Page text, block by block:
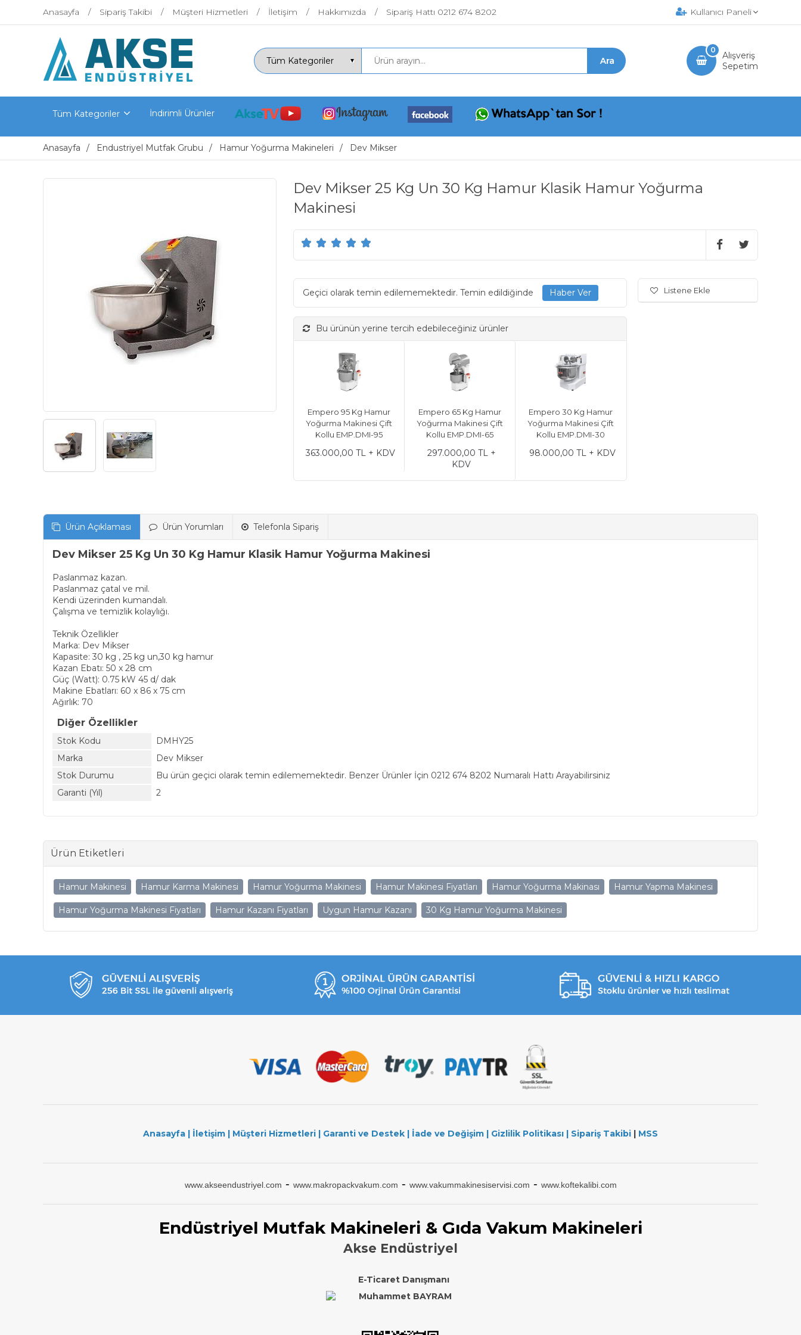
Anasayfa Sipariş Takibi Müşteri Hizmetleri İletişim Hakkımızda Sipariş Hattı 0212 674 8202 Kullanıcı Paneli
Alışveriş
Sepetim
0
Tüm Kategoriler İndirimli Ürünler
Anasayfa Endustriyel Mutfak Grubu Hamur Yoğurma Makineleri Dev Mikser
Dev Mikser 25 Kg Un 30 Kg Hamur Klasik Hamur Yoğurma
Makinesi
Geçici olarak temin edilememektedir. Temin edildiğinde
Bu ürünün yerine tercih edebileceğiniz ürünler
Empero 95 Kg Hamur
Yoğurma Makinesi Çift
Kollu EMP.DMI-95
363.000,00 TL + KDV
Empero 65 Kg Hamur
Yoğurma Makinesi Çift
Kollu EMP.DMI-65
297.000,00 TL +
KDV
Empero 30 Kg Hamur
Yoğurma Makinesi Çift
Kollu EMP.DMI-30
98.000,00 TL + KDV
Listene Ekle
Ürün Açıklaması Ürün Yorumları Telefonla Sipariş
Dev Mikser 25 Kg Un 30 Kg Hamur Klasik Hamur Yoğurma Makinesi
Paslanmaz kazan.
Paslanmaz çatal ve mil.
Kendi üzerinden kumandalı.
Çalışma ve temizlik kolaylığı.
Teknik Özellikler
Marka: Dev Mikser
Kapasite: 30 kg , 25 kg un,30 kg hamur
Kazan Ebatı: 50 x 28 cm
Güç (Watt): 0.75 kW 45 d/ dak
Makine Ebatları: 60 x 86 x 75 cm
Ağırlık: 70
Diğer Özellikler
Stok Kodu
DMHY25
Marka
Dev Mikser
Stok Durumu
Bu ürün geçici olarak temin edilememektedir. Benzer Ürünler İçin 0212 674 8202 Numaralı Hattı Arayabilirsiniz
Garanti (Yıl)
2
Ürün Etiketleri
Hamur Makinesi Hamur Karma Makinesi Hamur Yoğurma Makinesi Hamur Makinesi Fiyatları Hamur Yoğurma Makinası Hamur Yapma Makinesi
Hamur Yoğurma Makinesi Fiyatları Hamur Kazanı Fiyatları Uygun Hamur Kazanı 30 Kg Hamur Yoğurma Makinesi
Anasayfa | İletişim | Müşteri Hizmetleri | Garanti ve Destek | İade ve Değişim | Gizlilik Politikası | Sipariş Takibi | MSS
www.akseendustriyel.com - www.makropackvakum.com - www.vakummakinesiservisi.com - www.koftekalibi.com
Endüstriyel Mutfak Makineleri & Gıda Vakum Makineleri
Akse Endüstriyel
E-Ticaret Danışmanı